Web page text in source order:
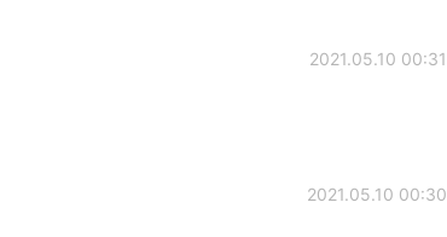
2021.05.10 00:31
2021.05.10 00:30